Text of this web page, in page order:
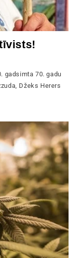
gadsimta 70. gadu
Džeks Herers